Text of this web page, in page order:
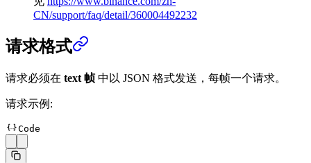
CN/support/faq/detail/360004492232
请求格式
请求必须在 text 帧中以 JSON 格式发送，每帧一个请求。
请求示例:
Code